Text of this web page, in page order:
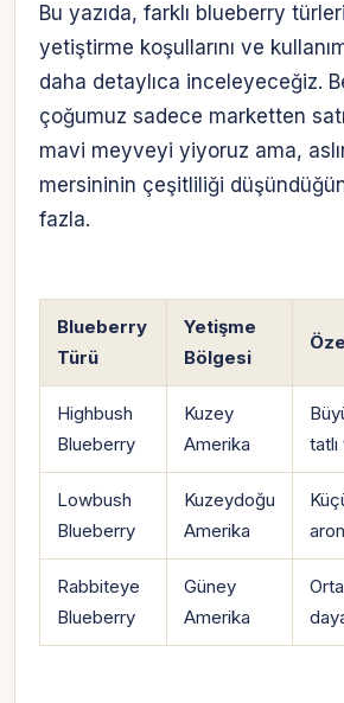
Bu yazıda, farklı blueberry
yetiştirme koşullarını ve
daha detaylıca inceleyeceğiz.
çoğumuz sadece marketten
mavi meyveyi yiyoruz ama,
mersininin çeşitliliği
fazla.
Blueberry
Türü
Yetişme
Bölgesi
Highbush
Blueberry
Kuzey
Amerika
Lowbush
Blueberry
Kuzeydoğu
Amerika
Rabbiteye
Blueberry
Güney
Amerika